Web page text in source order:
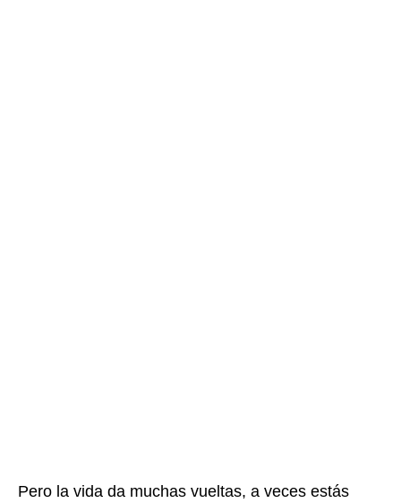
Pero la vida da muchas vueltas, a veces estás